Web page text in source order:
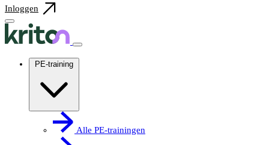
Inloggen
PE-training
Alle PE-trainingen